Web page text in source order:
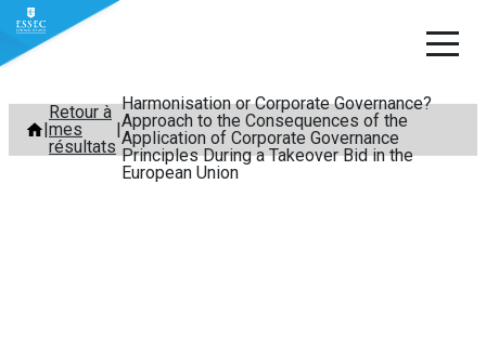
Aller
contenu
Retour à
mes
résultats
Harmonisation or Corporate Governance?
Approach to the Consequences of the
Application of Corporate Governance
Principles During a Takeover Bid in the
European Union